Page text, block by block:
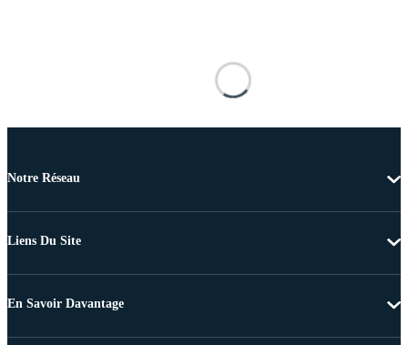
Notre Réseau
Liens Du Site
En Savoir Davantage